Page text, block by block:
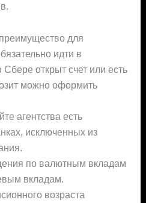
для
идти в
Сбере открыт счет или есть
можно оформить
агентства есть
исключенных из
по валютным вкладам
вкладам.
возраста